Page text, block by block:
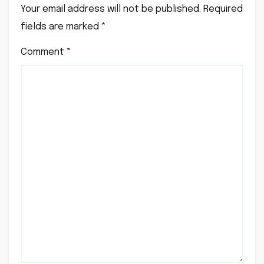
Your email address will not be published. Required
fields are marked *
Comment *